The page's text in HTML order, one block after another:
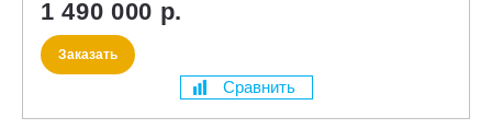
1 490 000 р.
Заказать
Сравнить